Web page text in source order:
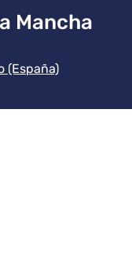
Mancha
(España)